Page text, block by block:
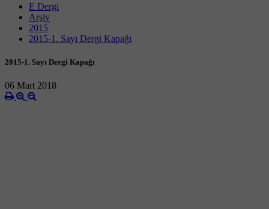
E Dergi
Arşiv
2015
2015-1. Sayı Dergi Kapağı
2015-1. Sayı Dergi Kapağı
06 Mart 2018